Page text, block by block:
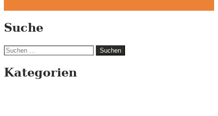
Suche
Suchen
Kategorien